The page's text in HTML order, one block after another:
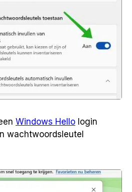
Windows Hello login
wachtwoordsleutel